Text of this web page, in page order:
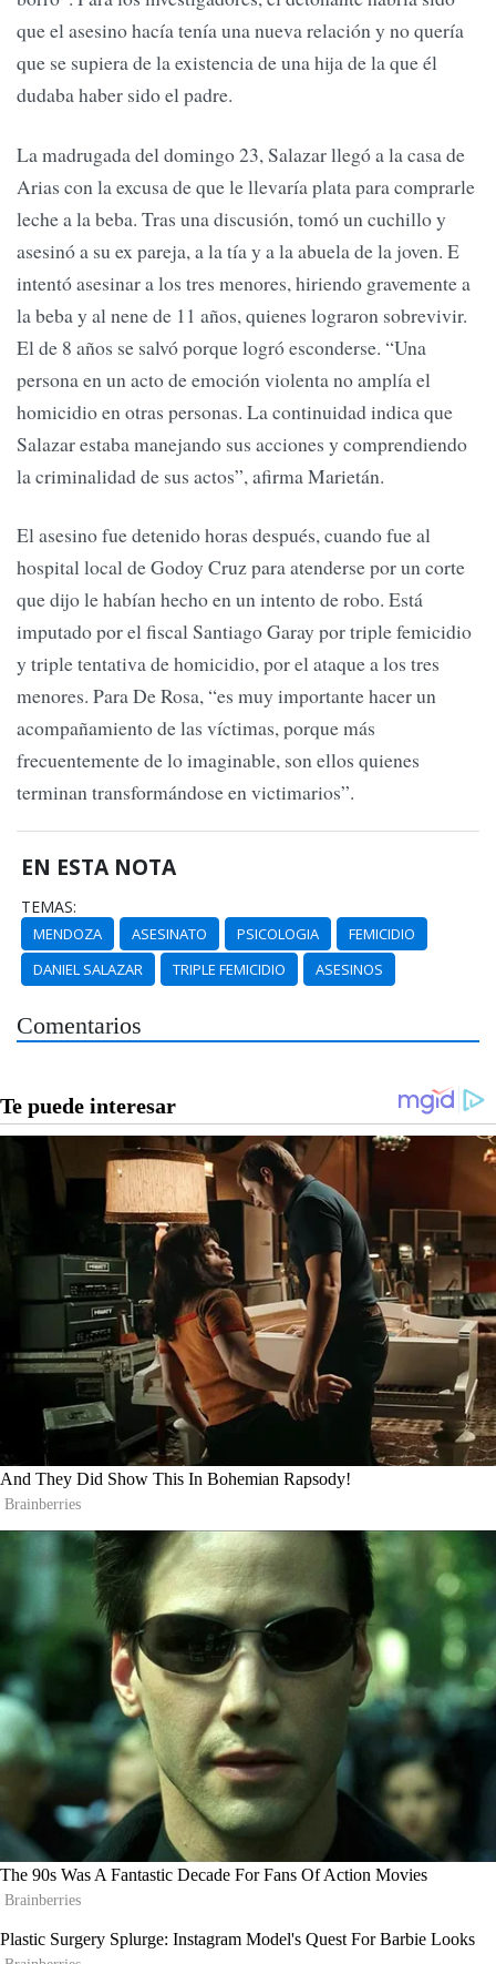
que el asesino hacía tenía una nueva relación y no quería
que se supiera de la existencia de una hija de la que él
dudaba haber sido el padre.
La madrugada del domingo 23, Salazar llegó a la casa de
Arias con la excusa de que le llevaría plata para comprarle
leche a la beba. Tras una discusión, tomó un cuchillo y
asesinó a su ex pareja, a la tía y a la abuela de la joven. E
intentó asesinar a los tres menores, hiriendo gravemente a
la beba y al nene de 11 años, quienes lograron sobrevivir.
El de 8 años se salvó porque logró esconderse. “Una
persona en un acto de emoción violenta no amplía el
homicidio en otras personas. La continuidad indica que
Salazar estaba manejando sus acciones y comprendiendo
la criminalidad de sus actos”, afirma Marietán.
El asesino fue detenido horas después, cuando fue al
hospital local de Godoy Cruz para atenderse por un corte
que dijo le habían hecho en un intento de robo. Está
imputado por el fiscal Santiago Garay por triple femicidio
y triple tentativa de homicidio, por el ataque a los tres
menores. Para De Rosa, “es muy importante hacer un
acompañamiento de las víctimas, porque más
frecuentemente de lo imaginable, son ellos quienes
terminan transformándose en victimarios”.
EN ESTA NOTA
TEMAS:
MENDOZA ASESINATO PSICOLOGIA
FEMICIDIO
DANIEL SALAZAR
TRIPLE FEMICIDIO ASESINOS
Comentarios